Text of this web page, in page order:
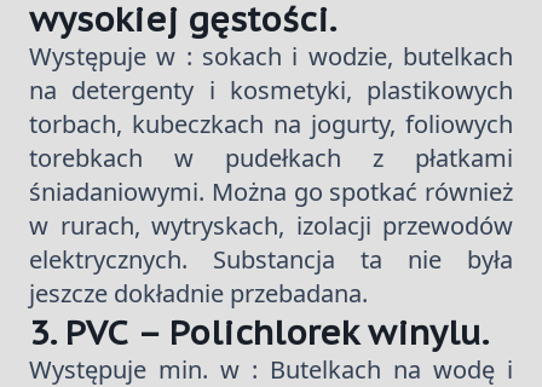
wysokiej gęstości.
Występuje w : sokach i wodzie, butelkach
na detergenty i kosmetyki, plastikowych
torbach, kubeczkach na jogurty, foliowych
torebkach w pudełkach z płatkami
śniadaniowymi. Można go spotkać również
w rurach, wytryskach, izolacji przewodów
elektrycznych. Substancja ta nie była
jeszcze dokładnie przebadana.
3. PVC – Polichlorek winylu.
Występuje min. w : Butelkach na wodę i